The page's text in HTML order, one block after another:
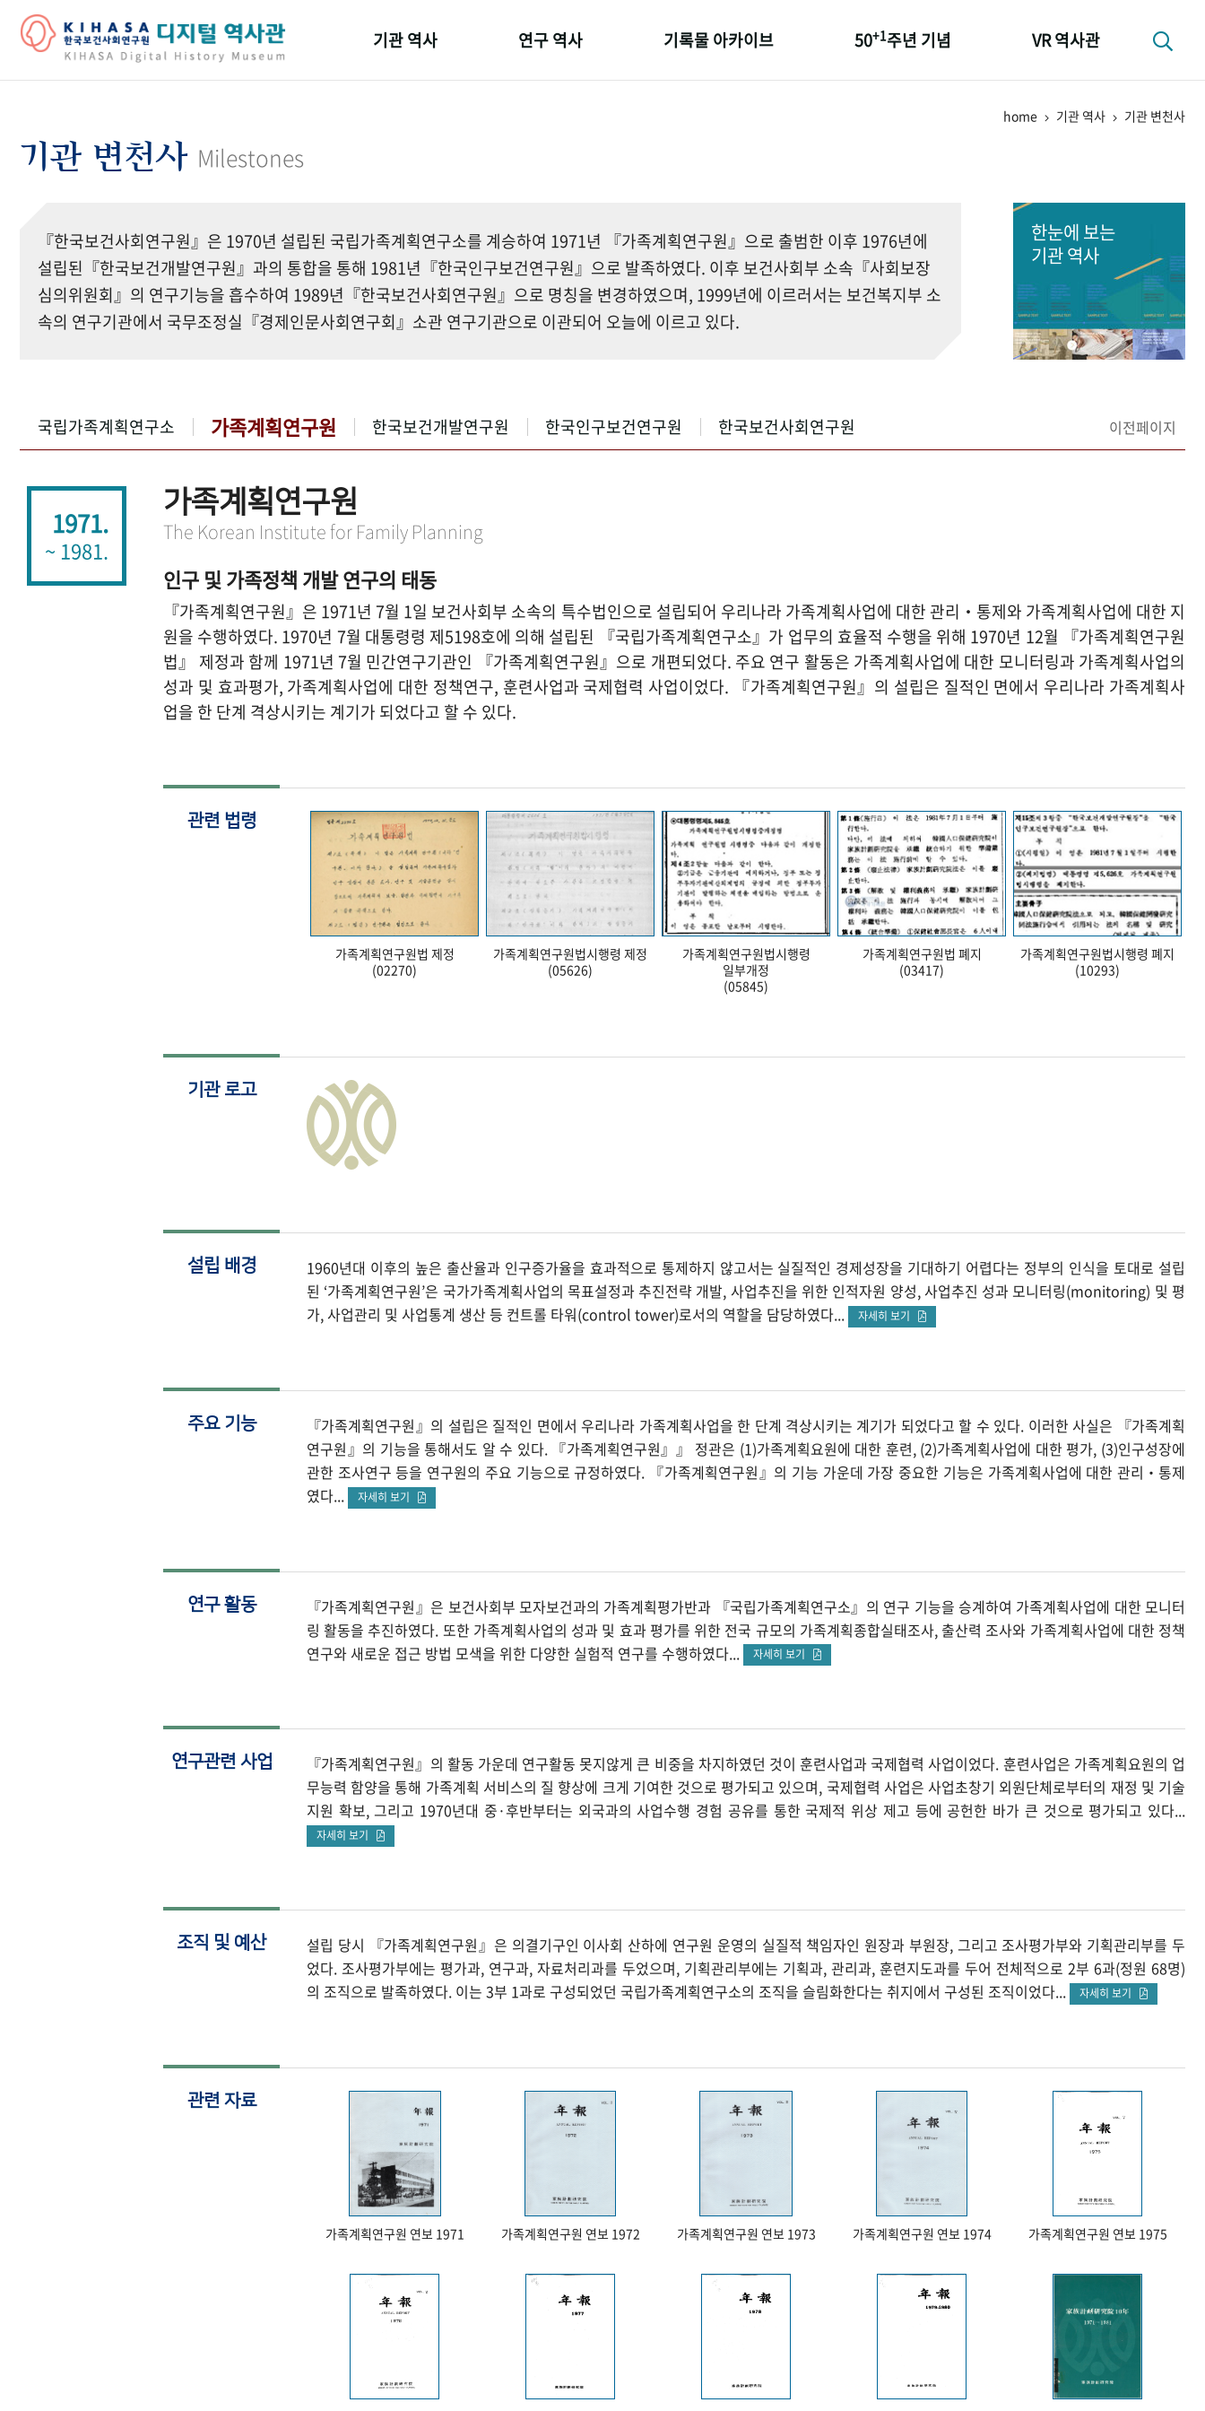
기관 역사 연구 역사 기록물 아카이브 50+1주년 기념 VR 역사관
home 기관 역사 기관 변천사
기관 변천사 Milestones
『한국보건사회연구원』은 1970년 설립된 국립가족계획연구소를 계승하여 1971년 『가족계획연구원』으로 출범한 이후 1976년에
설립된『한국보건개발연구원』과의 통합을 통해 1981년『한국인구보건연구원』으로 발족하였다. 이후 보건사회부 소속『사회보장
심의위원회』의 연구기능을 흡수하여 1989년『한국보건사회연구원』으로 명칭을 변경하였으며, 1999년에 이르러서는 보건복지부 소
속의 연구기관에서 국무조정실『경제인문사회연구회』소관 연구기관으로 이관되어 오늘에 이르고 있다.
한눈에 보는
기관 역사
국립가족계획연구소 가족계획연구원 한국보건개발연구원 한국인구보건연구원 한국보건사회연구원 이전페이지
1971.
~ 1981.
가족계획연구원
The Korean Institute for Family Planning
인구 및 가족정책 개발 연구의 태동
『가족계획연구원』은 1971년 7월 1일 보건사회부 소속의 특수법인으로 설립되어 우리나라 가족계획사업에 대한 관리‧통제와 가족계획사업에 대한 지
원을 수행하였다. 1970년 7월 대통령령 제5198호에 의해 설립된 『국립가족계획연구소』가 업무의 효율적 수행을 위해 1970년 12월 『가족계획연구원
법』 제정과 함께 1971년 7월 민간연구기관인 『가족계획연구원』으로 개편되었다. 주요 연구 활동은 가족계획사업에 대한 모니터링과 가족계획사업의
성과 및 효과평가, 가족계획사업에 대한 정책연구, 훈련사업과 국제협력 사업이었다. 『가족계획연구원』의 설립은 질적인 면에서 우리나라 가족계획사
업을 한 단계 격상시키는 계기가 되었다고 할 수 있다.
관련 법령
가족계획연구원법 제정
(02270)
가족계획연구원법시행령 제정
(05626)
가족계획연구원법시행령
일부개정
(05845)
가족계획연구원법 폐지
(03417)
가족계획연구원법시행령 폐지
(10293)
기관 로고
설립 배경
1960년대 이후의 높은 출산율과 인구증가율을 효과적으로 통제하지 않고서는 실질적인 경제성장을 기대하기 어렵다는 정부의 인식을 토대로 설립
된 ‘가족계획연구원’은 국가가족계획사업의 목표설정과 추진전략 개발, 사업추진을 위한 인적자원 양성, 사업추진 성과 모니터링(monitoring) 및 평
가, 사업관리 및 사업통계 생산 등 컨트롤 타워(control tower)로서의 역할을 담당하였다...
자세히 보기
주요 기능
『가족계획연구원』의 설립은 질적인 면에서 우리나라 가족계획사업을 한 단계 격상시키는 계기가 되었다고 할 수 있다. 이러한 사실은 『가족계획
연구원』의 기능을 통해서도 알 수 있다. 『가족계획연구원』』 정관은 (1)가족계획요원에 대한 훈련, (2)가족계획사업에 대한 평가, (3)인구성장에
관한 조사연구 등을 연구원의 주요 기능으로 규정하였다. 『가족계획연구원』의 기능 가운데 가장 중요한 기능은 가족계획사업에 대한 관리‧통제
였다...
자세히 보기
연구 활동
『가족계획연구원』은 보건사회부 모자보건과의 가족계획평가반과 『국립가족계획연구소』의 연구 기능을 승계하여 가족계획사업에 대한 모니터
링 활동을 추진하였다. 또한 가족계획사업의 성과 및 효과 평가를 위한 전국 규모의 가족계획종합실태조사, 출산력 조사와 가족계획사업에 대한 정책
연구와 새로운 접근 방법 모색을 위한 다양한 실험적 연구를 수행하였다...
자세히 보기
연구관련 사업
『가족계획연구원』의 활동 가운데 연구활동 못지않게 큰 비중을 차지하였던 것이 훈련사업과 국제협력 사업이었다. 훈련사업은 가족계획요원의 업
무능력 함양을 통해 가족계획 서비스의 질 향상에 크게 기여한 것으로 평가되고 있으며, 국제협력 사업은 사업초창기 외원단체로부터의 재정 및 기술
지원 확보, 그리고 1970년대 중·후반부터는 외국과의 사업수행 경험 공유를 통한 국제적 위상 제고 등에 공헌한 바가 큰 것으로 평가되고 있다...
자세히 보기
조직 및 예산
설립 당시 『가족계획연구원』은 의결기구인 이사회 산하에 연구원 운영의 실질적 책임자인 원장과 부원장, 그리고 조사평가부와 기획관리부를 두
었다. 조사평가부에는 평가과, 연구과, 자료처리과를 두었으며, 기획관리부에는 기획과, 관리과, 훈련지도과를 두어 전체적으로 2부 6과(정원 68명)
의 조직으로 발족하였다. 이는 3부 1과로 구성되었던 국립가족계획연구소의 조직을 슬림화한다는 취지에서 구성된 조직이었다...
자세히 보기
관련 자료
가족계획연구원 연보 1971 가족계획연구원 연보 1972 가족계획연구원 연보 1973 가족계획연구원 연보 1974 가족계획연구원 연보 1975